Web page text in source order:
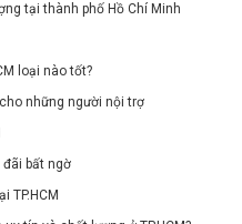
tại thành phố Hồ Chí Minh
loại nào tốt?
những người nội trợ
bất ngờ
TP.HCM